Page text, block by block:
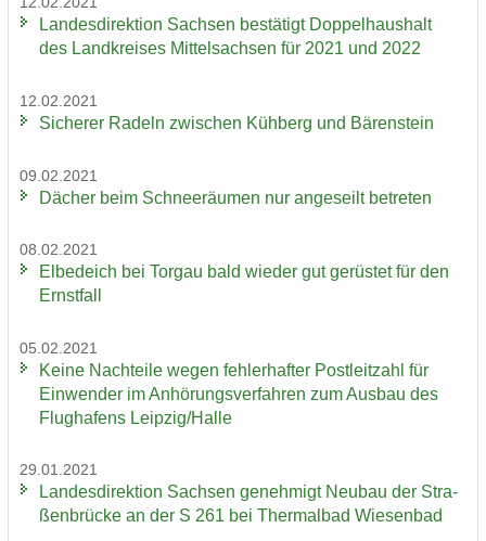
Lan­des­di­rek­ti­on Sach­sen be­stä­tigt Dop­pel­haus­halt
des Land­krei­ses Mit­tel­sach­sen für 2021 und 2022
12.02.2021
Si­che­rer Ra­deln zwi­schen Küh­berg und Bä­ren­stein
09.02.2021
Dä­cher beim Schnee­räu­men nur an­ge­seilt be­tre­ten
08.02.2021
El­be­deich bei Tor­gau bald wie­der gut ge­rüs­tet für den
Ernst­fall
05.02.2021
Keine Nach­tei­le wegen feh­ler­haf­ter Post­leit­zahl für
Ein­wen­der im An­hö­rungs­ver­fah­ren zum Aus­bau des
Flug­ha­fens Leip­zig/Halle
29.01.2021
Lan­des­di­rek­ti­on Sach­sen ge­neh­migt Neu­bau der Stra­
ßen­brü­cke an der S 261 bei Ther­mal­bad Wie­sen­bad